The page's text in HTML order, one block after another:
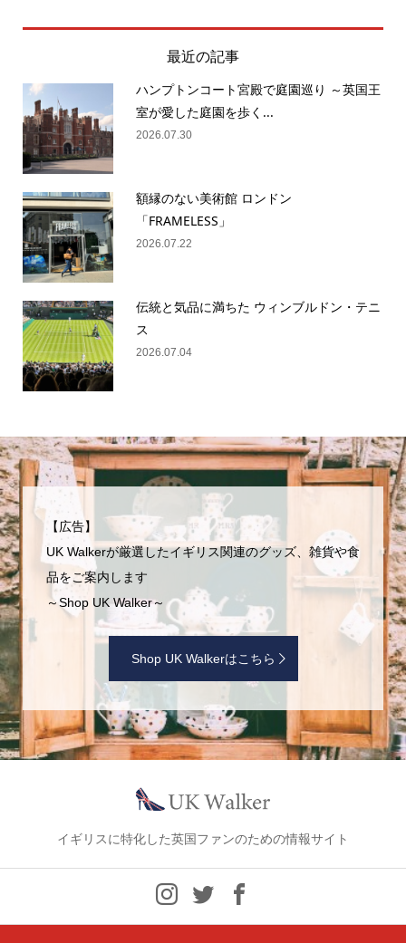
最近の記事
ハンプトンコート宮殿で庭園巡り ～英国王
室が愛した庭園を歩く...
2026.07.30
額縁のない美術館 ロンドン
「FRAMELESS」
2026.07.22
伝統と気品に満ちた ウィンブルドン・テニ
ス
2026.07.04
【広告】
UK Walkerが厳選したイギリス関連のグッズ、雑貨や食
品をご案内します
～Shop UK Walker～
Shop UK Walkerはこちら
イギリスに特化した英国ファンのための情報サイト